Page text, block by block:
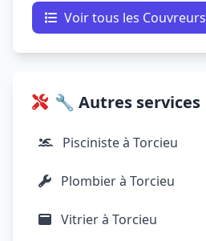
Voir tous les Couvreurs
🔧 Autres services
Pisciniste à Torcieu
Plombier à Torcieu
Vitrier à Torcieu